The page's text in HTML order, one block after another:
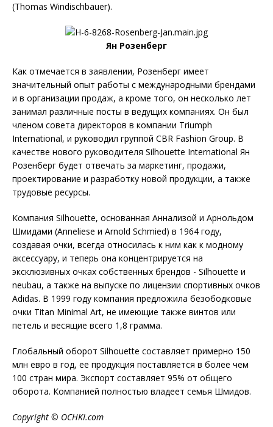
(Thomas Windischbauer).
Ян Розенберг
Как отмечается в заявлении, Розенберг имеет
значительный опыт работы с международными брендами
и в организации продаж, а кроме того, он несколько лет
занимал различные посты в ведущих компаниях. Он был
членом совета директоров в компании Triumph
International, и руководил группой CBR Fashion Group. В
качестве нового руководителя Silhouette International Ян
Розенберг будет отвечать за маркетинг, продажи,
проектирование и разработку новой продукции, а также
трудовые ресурсы.
Компания Silhouette, основанная Аннализой и Арнольдом
Шмидами (Anneliese и Arnold Schmied) в 1964 году,
создавая очки, всегда относилась к ним как к модному
аксессуару, и теперь она концентрируется на
эксклюзивных очках собственных брендов - Silhouette и
neubau, а также на выпуске по лицензии спортивных очков
Adidas. В 1999 году компания предложила безободковые
очки Titan Minimal Art, не имеющие также винтов или
петель и весящие всего 1,8 грамма.
Глобальный оборот Silhouette составляет примерно 150
млн евро в год, ее продукция поставляется в более чем
100 стран мира. Экспорт составляет 95% от общего
оборота. Компанией полностью владеет семья Шмидов.
Copyright © OCHKI.com